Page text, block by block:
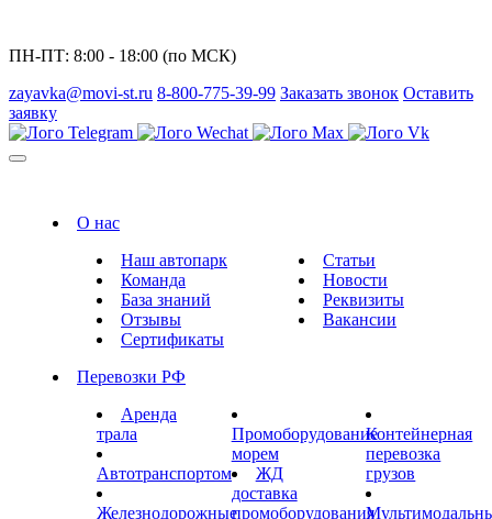
ПН-ПТ: 8:00 - 18:00 (по МСК)
zayavka@movi-st.ru 8-800-775-39-99 Заказать звонок Оставить
заявку
О нас
Наш автопарк
Команда
База знаний
Отзывы
Сертификаты
Статьи
Новости
Реквизиты
Вакансии
Перевозки РФ
Аренда
трала
Автотранспортом
Железнодорожные
Промоборудование
морем
ЖД
доставка
промоборудования
Контейнерная
перевозка
грузов